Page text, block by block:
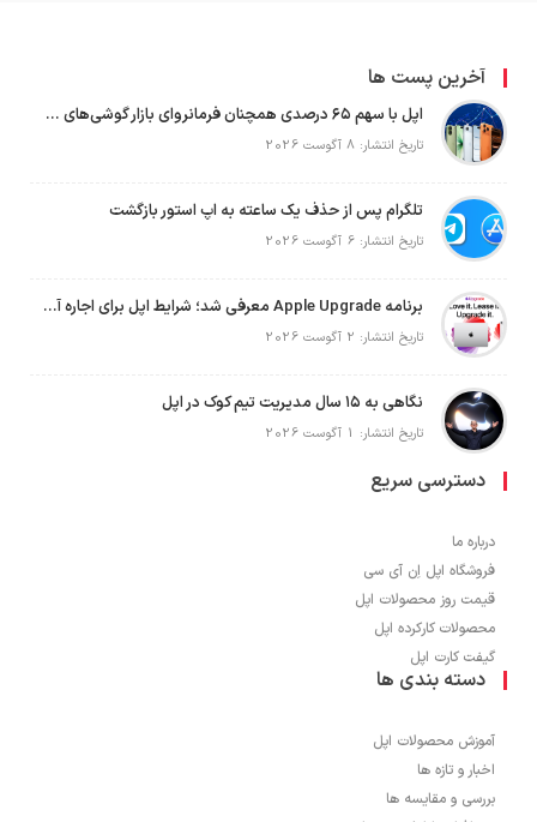
آخرین پست ها
اپل با سهم ۶۵ درصدی همچنان فرمانروای بازار گوشی‌های پریمیوم جهان است
تاریخ انتشار: 8 آگوست 2026
تلگرام پس از حذف یک ساعته به اپ استور بازگشت
تاریخ انتشار: 6 آگوست 2026
برنامه Apple Upgrade معرفی شد؛ شرایط اپل برای اجاره آیفون، آیپد، مک و اپل واچ
تاریخ انتشار: 2 آگوست 2026
نگاهی به ۱۵ سال مدیریت تیم کوک در اپل
تاریخ انتشار: 1 آگوست 2026
دسترسی سریع
درباره ما
فروشگاه اپل اِن آی سی
قیمت روز محصولات اپل
محصولات کارکرده اپل
گیفت کارت اپل
دسته بندی ها
آموزش محصولات اپل
اخبار و تازه ها
بررسی و مقایسه ها